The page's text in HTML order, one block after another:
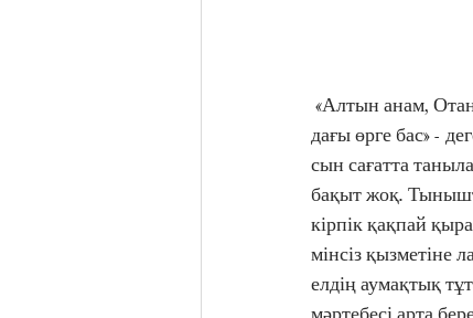
дағы өрге бас» -
сын сағатта
бақыт жоқ.
кірпік қақпай
мінсіз қызметіне
елдің аумақтық
мәртебесі арта